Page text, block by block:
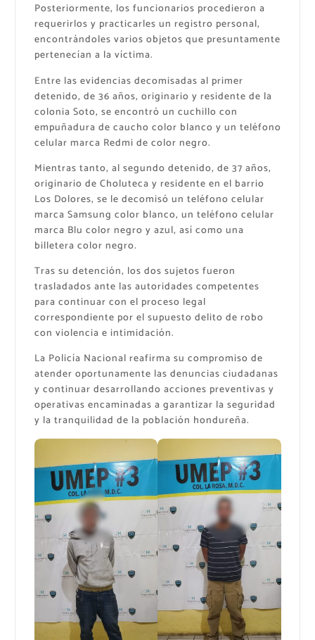
Posteriormente, los funcionarios procedieron a
requerirlos y practicarles un registro personal,
encontrándoles varios objetos que presuntamente
pertenecían a la víctima.
Entre las evidencias decomisadas al primer
detenido, de 36 años, originario y residente de la
colonia Soto, se encontró un cuchillo con
empuñadura de caucho color blanco y un teléfono
celular marca Redmi de color negro.
Mientras tanto, al segundo detenido, de 37 años,
originario de Choluteca y residente en el barrio
Los Dolores, se le decomisó un teléfono celular
marca Samsung color blanco, un teléfono celular
marca Blu color negro y azul, así como una
billetera color negro.
Tras su detención, los dos sujetos fueron
trasladados ante las autoridades competentes
para continuar con el proceso legal
correspondiente por el supuesto delito de robo
con violencia e intimidación.
La Policía Nacional reafirma su compromiso de
atender oportunamente las denuncias ciudadanas
y continuar desarrollando acciones preventivas y
operativas encaminadas a garantizar la seguridad
y la tranquilidad de la población hondureña.